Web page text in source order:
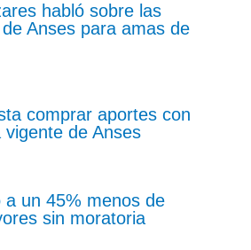
habló sobre las
Anses para amas de
comprar aportes con
vigente de Anses
a un 45% menos de
sin moratoria